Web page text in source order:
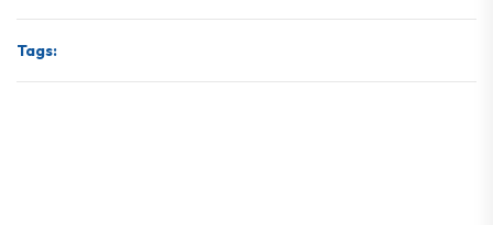
Tags: